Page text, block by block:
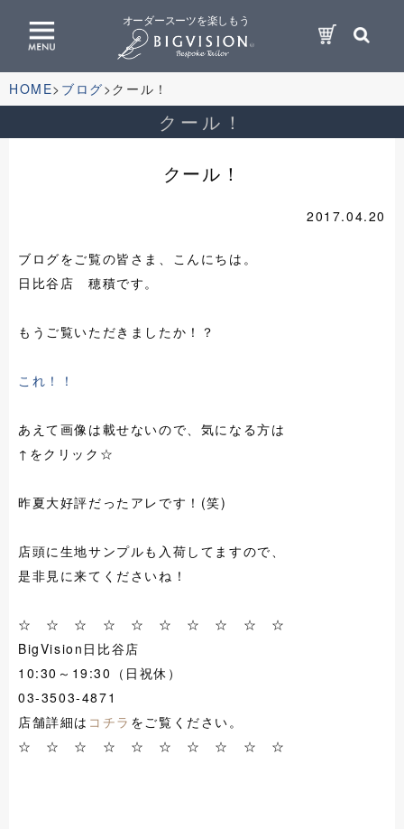
オーダースーツを楽しもう
HOME ブログ クール！
クール！
クール！
2017.04.20
ブログをご覧の皆さま、こんにちは。
日比谷店 穂積です。
もうご覧いただきましたか！？
これ！！
あえて画像は載せないので、気になる方は
↑をクリック☆
昨夏大好評だったアレです！(笑)
店頭に生地サンプルも入荷してますので、
是非見に来てくださいね！
☆ ☆ ☆ ☆ ☆ ☆ ☆ ☆ ☆ ☆
BigVision日比谷店
10:30～19:30（日祝休）
03-3503-4871
店舗詳細は コチラ をご覧ください。
☆ ☆ ☆ ☆ ☆ ☆ ☆ ☆ ☆ ☆